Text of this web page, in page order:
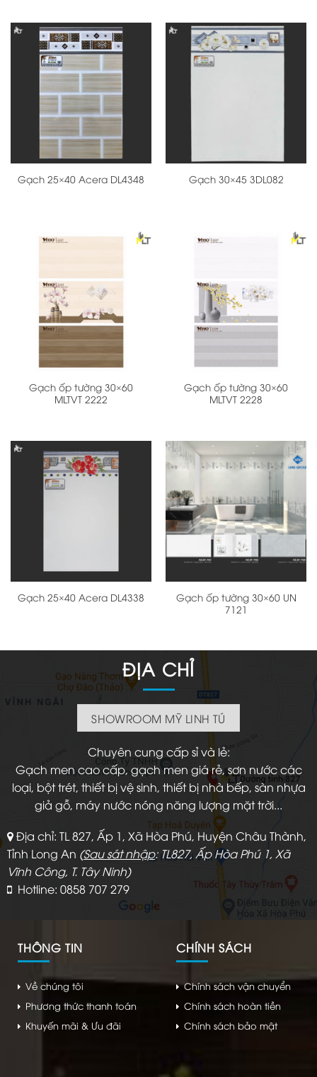
Gạch 25×40 Acera DL4348 Gạch 30×45 3DL082
Gạch ốp tường 30×60
MLTVT 2222
Gạch ốp tường 30×60
MLTVT 2228
Gạch 25×40 Acera DL4338
Gạch ốp tường 30×60 UN
7121
ĐỊA CHỈ
SHOWROOM MỸ LINH TÚ
Chuyên cung cấp sỉ và lẻ:
Gạch men cao cấp, gạch men giá rẻ, sơn nước các
loại, bột trét, thiết bị vệ sinh, thiết bị nhà bếp, sàn nhựa
giả gỗ, máy nước nóng năng lượng mặt trời...
Địa chỉ: TL 827, Ấp 1, Xã Hòa Phú, Huyện Châu Thành,
Tỉnh Long An (Sau sát nhập: TL827, Ấp Hòa Phú 1, Xã
Vĩnh Công, T. Tây Ninh)
Hotline: 0858 707 279
THÔNG TIN
Về chúng tôi
Phương thức thanh toán
Khuyến mãi & Ưu đãi
CHÍNH SÁCH
Chính sách vận chuyển
Chính sách hoàn tiền
Chính sách bảo mật